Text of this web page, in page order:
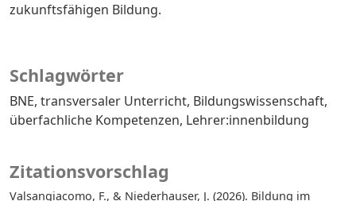
Schlagwörter
BNE transversaler Unterricht Bildungswissenschaft
überfachliche Kompetenzen Lehrer:innenbildung
Zitationsvorschlag
Valsangiacomo, F., & Niederhauser, J. (2026). Bildung im
zukunftsfähigen Bildung.